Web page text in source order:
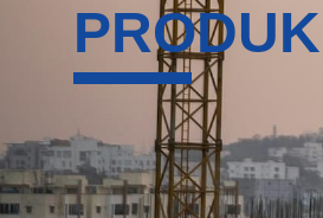
PRODUK